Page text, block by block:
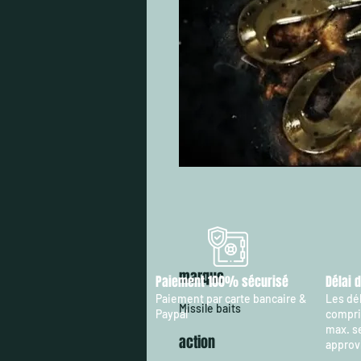
marque
Missile baits
action
Paiement 100% sécurisé
Paiement par carte bancaire &
Paypal
Délai
Les
max.